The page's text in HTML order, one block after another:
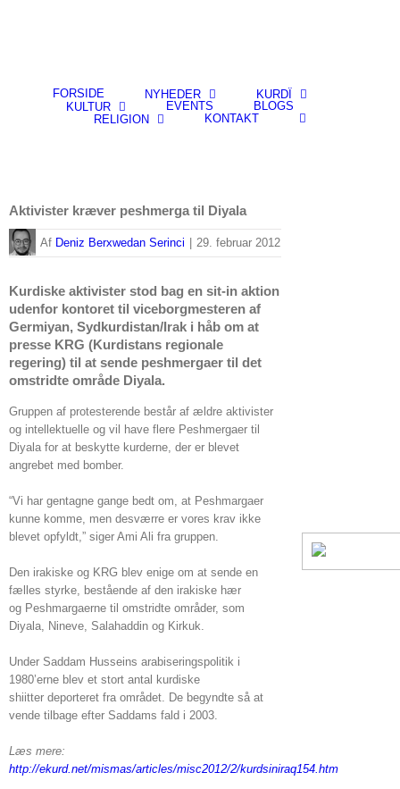
FORSIDE NYHEDER
KURDÎ
KULTUR
EVENTS
BLOGS
RELIGION
KONTAKT
Aktivister kræver peshmerga til Diyala
By Deniz Berxwedan Serinci 29. februar 2012
Kurdiske aktivister stod bag en sit-in aktion
udenfor kontoret til viceborgmesteren af
Germiyan, Sydkurdistan/Irak i håb om at
presse KRG (Kurdistans regionale
regering) til at sende peshmergaer til det
omstridte område Diyala.
Gruppen af protesterende består af ældre aktivister
og intellektuelle og vil have flere Peshmergaer til
Diyala for at beskytte kurderne, der er blevet
angrebet med bomber.
“Vi har gentagne gange bedt om, at Peshmargaer
kunne komme, men desværre er vores krav ikke
blevet opfyldt,” siger Ami Ali fra gruppen.
Den irakiske og KRG blev enige om at sende en
fælles styrke, bestående af den irakiske hær
og Peshmargaerne til omstridte områder, som
Diyala, Nineve, Salahaddin og Kirkuk.
Under Saddam Husseins arabiseringspolitik i
1980’erne blev et stort antal kurdiske
shiitter deporteret fra området. De begyndte så at
vende tilbage efter Saddams fald i 2003.
Læs mere:
http://ekurd.net/mismas/articles/misc2012/2/kurdsiniraq154.htm